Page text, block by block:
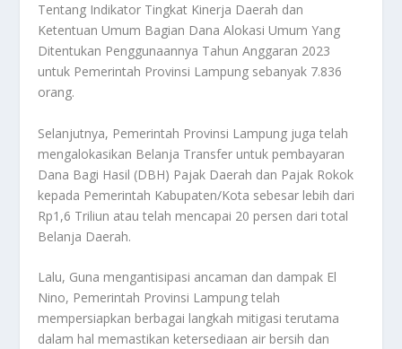
Tentang Indikator Tingkat Kinerja Daerah dan
Ketentuan Umum Bagian Dana Alokasi Umum Yang
Ditentukan Penggunaannya Tahun Anggaran 2023
untuk Pemerintah Provinsi Lampung sebanyak 7.836
orang.
Selanjutnya, Pemerintah Provinsi Lampung juga telah
mengalokasikan Belanja Transfer untuk pembayaran
Dana Bagi Hasil (DBH) Pajak Daerah dan Pajak Rokok
kepada Pemerintah Kabupaten/Kota sebesar lebih dari
Rp1,6 Triliun atau telah mencapai 20 persen dari total
Belanja Daerah.
Lalu, Guna mengantisipasi ancaman dan dampak El
Nino, Pemerintah Provinsi Lampung telah
mempersiapkan berbagai langkah mitigasi terutama
dalam hal memastikan ketersediaan air bersih dan